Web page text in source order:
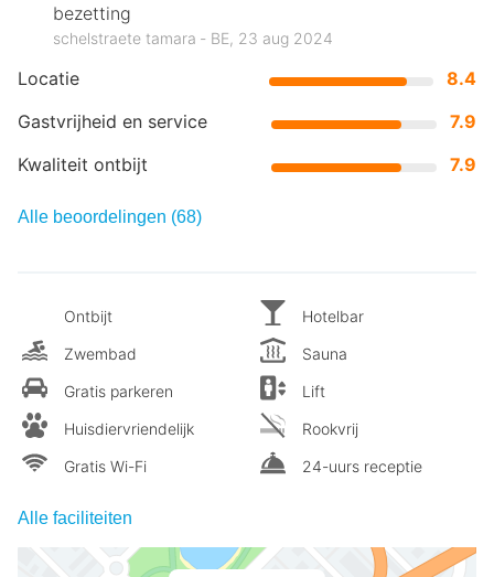
Locatie
8.4
Gastvrijheid en service
7.9
Kwaliteit ontbijt
7.9
bezetting
schelstraete tamara ‐ BE, 23 aug 2024
Alle beoordelingen (68)
Ontbijt
Zwembad
Gratis parkeren
Huisdiervriendelijk
Gratis Wi-Fi
Hotelbar
Sauna
Lift
Rookvrij
24-uurs receptie
Alle faciliteiten